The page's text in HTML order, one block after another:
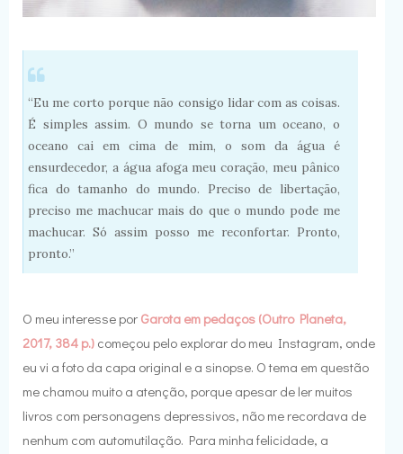
“Eu me corto porque não consigo lidar com as coisas.
É simples assim. O mundo se torna um oceano, o
oceano cai em cima de mim, o som da água é
ensurdecedor, a água afoga meu coração, meu pânico
fica do tamanho do mundo. Preciso de libertação,
preciso me machucar mais do que o mundo pode me
machucar. Só assim posso me reconfortar. Pronto,
pronto.”
O meu interesse por Garota em pedaços (Outro Planeta,
2017, 384 p.) começou pelo explorar do meu Instagram, onde
eu vi a foto da capa original e a sinopse. O tema em questão
me chamou muito a atenção, porque apesar de ler muitos
livros com personagens depressivos, não me recordava de
nenhum com automutilação. Para minha felicidade, a